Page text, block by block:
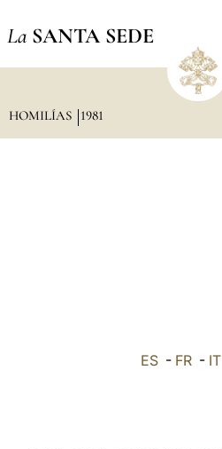
La SANTA SEDE
HOMILÍAS 1981
ES - FR - IT